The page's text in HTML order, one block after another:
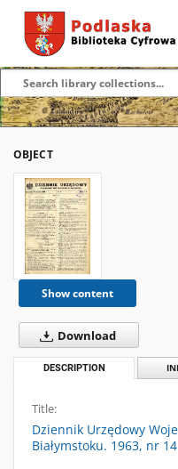
OBJECT
Show content
Download
DESCRIPTION
Title:
Dziennik Urzędowy
Białymstoku. 1963, nr 14